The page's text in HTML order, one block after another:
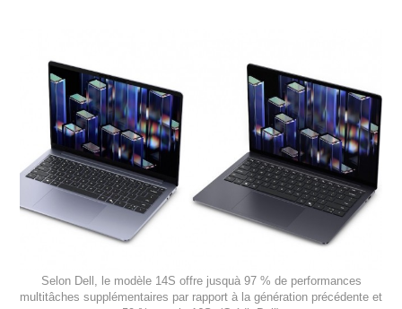
Selon Dell, le modèle 14S offre jusquà 97 % de performances
multitâches supplémentaires par rapport à la génération précédente et